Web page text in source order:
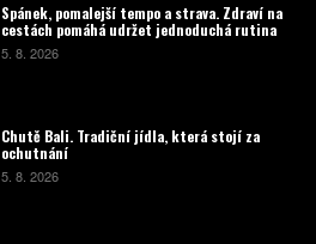
Spánek, pomalejší tempo a strava. Zdraví na
cestách pomáhá udržet jednoduchá rutina
5. 8. 2026
Chutě Bali. Tradiční jídla, která stojí za
ochutnání
5. 8. 2026